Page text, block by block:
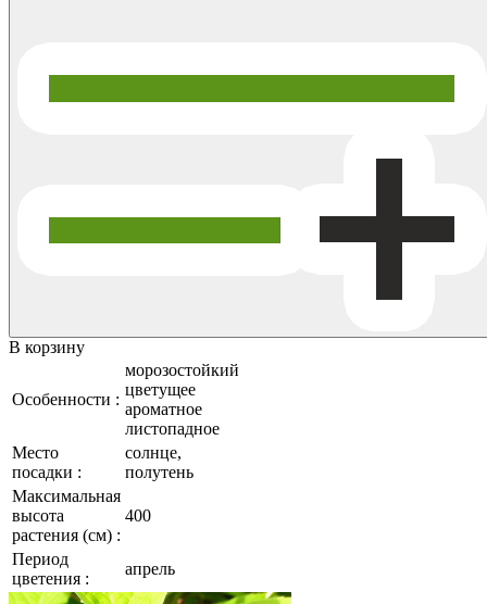
В корзину
Особенности :
морозостойкий
цветущее
ароматное
листопадное
Место
посадки :
солнце,
полутень
Максимальная
высота
растения (см) :
400
Период
цветения :
апрель